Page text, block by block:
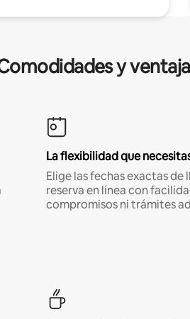
y
La flexibilidad que
Elige las fechas exactas de
reserva en línea con
compromisos ni trámites